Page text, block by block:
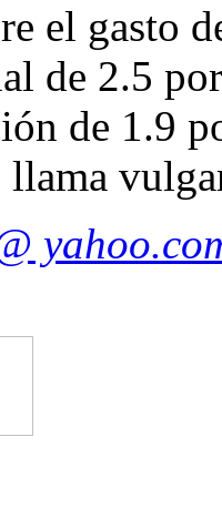
el gasto
de 2.5
de 1.9
llama